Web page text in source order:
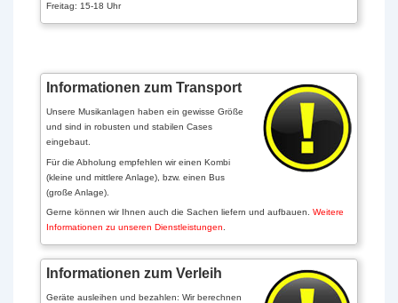
Freitag: 15-18 Uhr
Informationen zum Transport
Unsere Musikanlagen haben ein gewisse Größe
und sind in robusten und stabilen Cases
eingebaut.
Für die Abholung empfehlen wir einen Kombi
(kleine und mittlere Anlage), bzw. einen Bus
(große Anlage).
Gerne können wir Ihnen auch die Sachen liefern und aufbauen. Weitere
Informationen zu unseren Dienstleistungen
Informationen zum Verleih
Geräte ausleihen und bezahlen: Wir berechnen